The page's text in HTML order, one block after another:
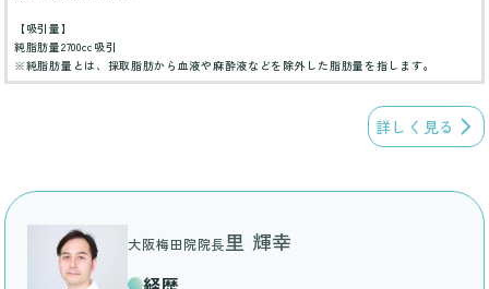
【吸引量】
純脂肪量2700cc吸引
※純脂肪量とは、採取脂肪から血液や麻酔液などを除外した脂肪量を指します。
詳しく見る
大阪梅田院院長里 輝幸